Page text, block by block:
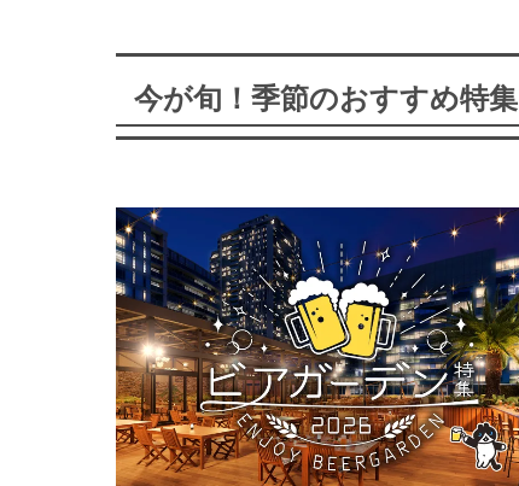
今が旬！季節のおすすめ特集